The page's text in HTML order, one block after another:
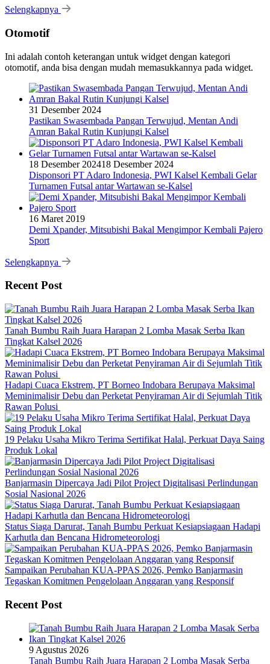
Selengkapnya
Otomotif
Ini adalah contoh keterangan untuk widget dengan kategori
otomotif, anda bisa dengan mudah memasukkannya pada widget.
31 Desember 2024
Pastikan Swasembada Pangan Terwujud, Mentan Andi
Amran Bakal Rutin Kunjungi Kalsel
18 Desember 202418 Desember 2024
Disponsori PT Adaro Indonesia, PWI Kalsel Kembali Gelar
Turnamen Futsal antar Wartawan se-Kalsel
16 Maret 2019
Demi Xpander, Mitsubishi Bakal Mengimpor Kembali Pajero
Sport
Selengkapnya
Recent Post
Tanah Bumbu Raih Juara Harapan 2 Lomba Masak Serba Ikan
Tingkat Kalsel 2026
Hadapi Cuaca Ekstrem, PT Borneo Indobara Berupaya Maksimal
Meminimalisir Debu dan Perketat Penyiraman Air di Sejumlah Titik
Rawan Polusi
19 Pelaku Usaha Mikro Terima Sertifikat Halal, Perkuat Daya Saing
Produk Lokal
Banjarmasin Dipercaya Jadi Pilot Project Digitalisasi Perlindungan
Sosial Nasional 2026
Status Siaga Darurat, Tanah Bumbu Perkuat Kesiapsiagaan Hadapi
Karhutla dan Bencana Hidrometeorologi
Sampaikan Perubahan KUA-PPAS 2026, Pemko Banjarmasin
Tegaskan Komitmen Pengelolaan Anggaran yang Responsif
Recent Post
9 Agustus 2026
Tanah Bumbu Raih Juara Harapan 2 Lomba Masak Serba